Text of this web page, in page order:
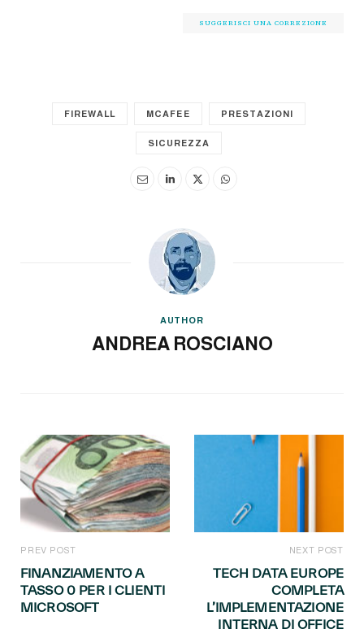
SUGGERISCI UNA CORREZIONE
FIREWALL MCAFEE PRESTAZIONI
SICUREZZA
AUTHOR
ANDREA ROSCIANO
PREV POST
FINANZIAMENTO A
TASSO 0 PER I CLIENTI
MICROSOFT
NEXT POST
TECH DATA EUROPE
COMPLETA
L’IMPLEMENTAZIONE
INTERNA DI OFFICE